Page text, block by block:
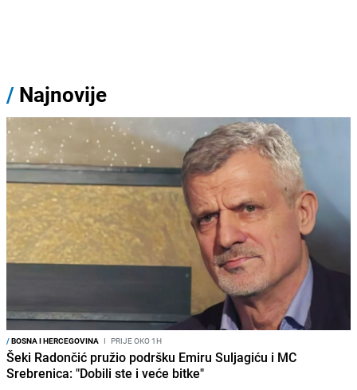
/ Najnovije
/BOSNA I HERCEGOVINA I PRIJE OKO 1H
Šeki Radončić pružio podršku Emiru Suljagiću i MC
Srebrenica: "Dobili ste i veće bitke"